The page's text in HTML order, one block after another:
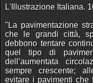
L'Illustrazione Italiana.
"La pavimentazione
che le grandi città,
debbono tentare
quel tipo di
dell’aumentata
sempre crescente;
evitare i pavimenti che